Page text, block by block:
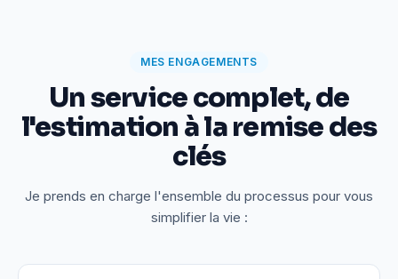
MES ENGAGEMENTS
Un service complet, de
l'estimation à la remise des
clés
Je prends en charge l'ensemble du processus pour vous
simplifier la vie :